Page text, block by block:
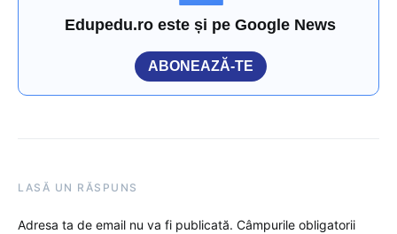
Edupedu.ro este și pe Google News
ABONEAZĂ-TE
LASĂ UN RĂSPUNS
Adresa ta de email nu va fi publicată. Câmpurile obligatorii